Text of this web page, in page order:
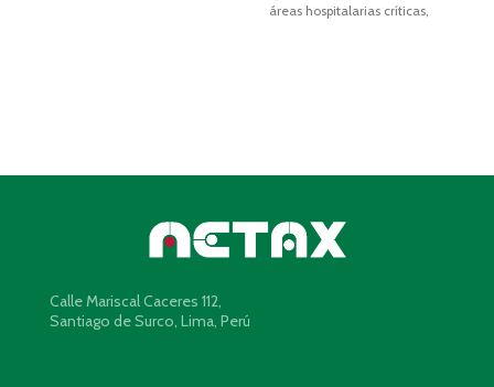
áreas hospitalarias críticas,
Calle Mariscal Caceres 112,
Santiago de Surco, Lima, Perú